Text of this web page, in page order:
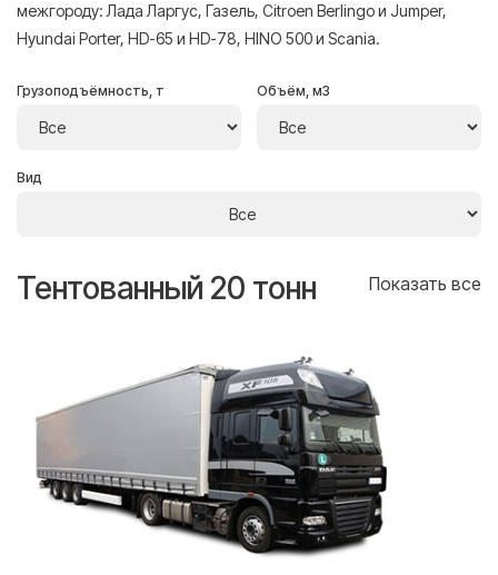
межгороду: Лада Ларгус, Газель, Citroen Berlingo и Jumper,
Hyundai Porter, HD-65 и HD-78, HINO 500 и Scania.
Грузоподъёмность, т Объём, м3
Вид
Тентованный 20 тонн Показать все